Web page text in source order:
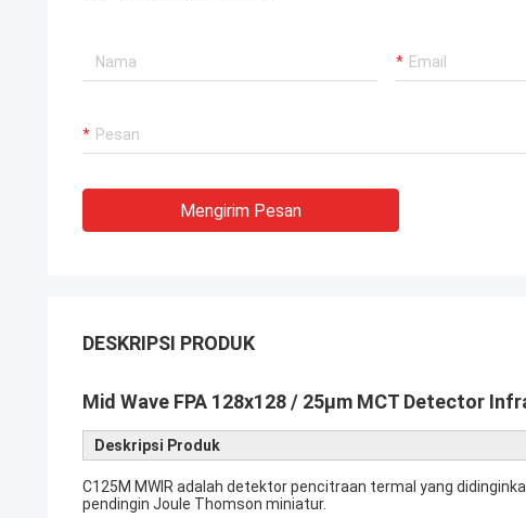
Mengirim Pesan
DESKRIPSI PRODUK
Mid Wave FPA 128x128 / 25μm MCT Detector
Deskripsi Produk
C125M MWIR adalah detektor pencitraan termal yang
pendingin Joule Thomson miniatur.